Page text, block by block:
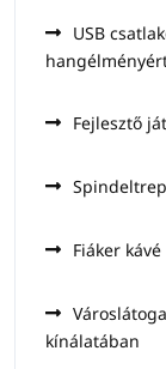
USB
Fejlesztő
Fiáker kávé
kínálatában